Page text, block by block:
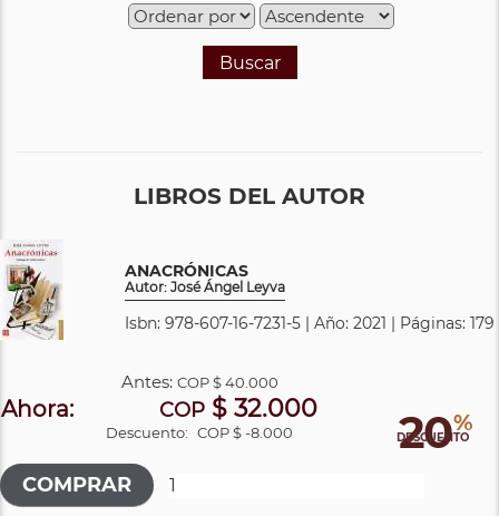
Buscar
LIBROS DEL AUTOR
ANACRÓNICAS
Autor: José Ángel Leyva
Isbn: 978-607-16-7231-5 | Año: 2021 | Páginas: 179
20%
DESCUENTO
Antes: COP$ 40.000
Ahora: COP $ 32.000
Descuento: COP $ -8.000